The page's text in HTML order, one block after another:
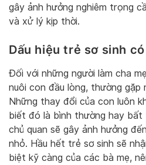
gây ảnh hưởng nghiêm trọng
và xử lý kịp thời.
Dấu hiệu trẻ sơ sinh
Đối với những người làm cha
nuôi con đầu lòng, thường gặp
Những thay đổi của con luôn
biết đó là bình thường hay bất
chủ quan sẽ gây ảnh hưởng
nhỏ. Hầu hết trẻ sơ sinh sẽ
biệt kỹ càng của các bà mẹ,